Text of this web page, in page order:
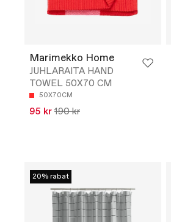
Marimekko Home
JUHLARAITA HAND
TOWEL 50X70 CM
50X70CM
95 kr 190 kr
20% rabat